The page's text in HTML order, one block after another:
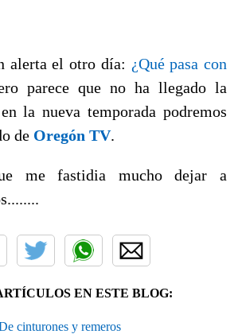
alerta el otro día: ¿Qué pasa con
parece que no ha llegado la
la nueva temporada podremos
de Oregón TV.
me fastidia mucho dejar a
EN ESTE BLOG:
cinturones y remeros